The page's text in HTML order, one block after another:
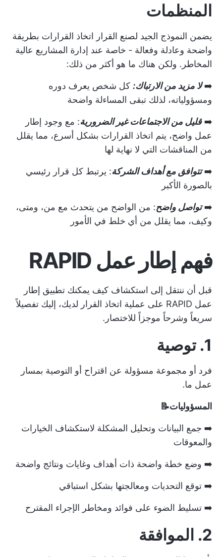
المنظمات
يضمن النموذج الجيد لصنع القرار اتخاذ القرارات بطريقة
واضحة وعادلة وفعالة - خاصة عند إدارة المشاريع عالية
المخاطر. ولكن هناك ما هو أكثر من ذلك:
➡️لا مزيد من الارتباك: كل شخص يعرف دوره
ومسؤولياته، لذلك تبقى المساءلة واضحة
➡️قليل من الاجتماعات غير الضرورية: مع وجود إطار
عمل واضح، يتم اتخاذ القرارات بشكل أسرع، مما يقلل
من المناقشات التي لا نهاية لها
➡️تتوافق مع أهداف الشركة: يرتبط كل قرار رئيسي
بالصورة الأكبر
➡️تواصل واضح: من الواضح من يتحدث مع من، ومتى،
وكيف، مما يقلل من أي خلط في الأمور
فهم إطار عمل RAPID
قبل أن ننتقل إلى استكشاف كيف يمكنك تطبيق إطار
عمل RAPID على عملية اتخاذ القرار لديك، إليك تفصيلاً
سريعاً وشرحاً موجزاً للاختصار.
1. توصية
فرد أو مجموعة مسؤولة عن اقتراح أو التوصية بمسار
عمل ما.
المسؤوليات📝
➡️ جمع البيانات وتحليل المشكلة لاستكشاف الخيارات
والمعوقات
➡️ وضع خطة واضحة ذات أهداف وغايات ونتائج واضحة
➡️ توقع التحديات ومعالجتها بشكل استباقي
➡️ تسليط الضوء على فوائد ومخاطر الإجراء المقترح
2. الموافقة